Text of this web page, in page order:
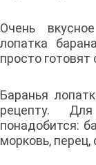
Очень
лопатка
просто готовят
Баранья
рецепту.
понадобится:
морковь, перец,